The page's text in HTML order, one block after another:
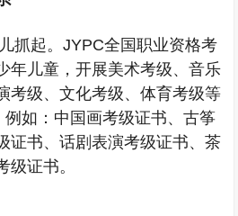
抓起。JYPC全国职业资格考
年儿童，开展美术考级、音乐
考级、文化考级、体育考级等
例如：中国画考级证书、古筝
证书、话剧表演考级证书、茶
级证书。